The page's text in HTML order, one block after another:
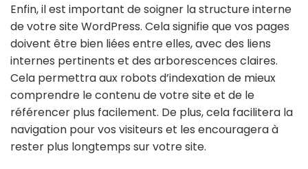
Enfin, il est important de soigner la structure interne
de votre site WordPress. Cela signifie que vos pages
doivent être bien liées entre elles, avec des liens
internes pertinents et des arborescences claires.
Cela permettra aux robots d’indexation de mieux
comprendre le contenu de votre site et de le
référencer plus facilement. De plus, cela facilitera la
navigation pour vos visiteurs et les encouragera à
rester plus longtemps sur votre site.